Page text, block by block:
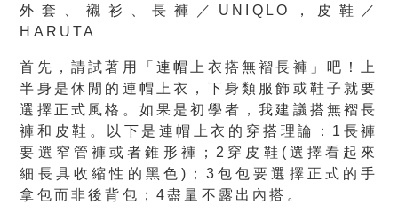
外套、襯衫、長褲／UNIQLO，皮鞋／
HARUTA
首先，請試著用「連帽上衣搭無褶長褲」吧！上
半身是休閒的連帽上衣，下身類服飾或鞋子就要
選擇正式風格。如果是初學者，我建議搭無褶長
褲和皮鞋。以下是連帽上衣的穿搭理論：1長褲
要選窄管褲或者錐形褲；2穿皮鞋(選擇看起來
細長具收縮性的黑色)；3包包要選擇正式的手
拿包而非後背包；4盡量不露出內搭。